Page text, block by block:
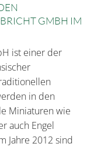
GMBH IM
ist einer der
in den
Miniaturen wie
auch Engel
Jahre 2012 sind